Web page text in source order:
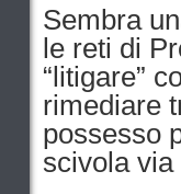
Sembra
le reti di
“litigare”
rimediare
possesso
scivola via